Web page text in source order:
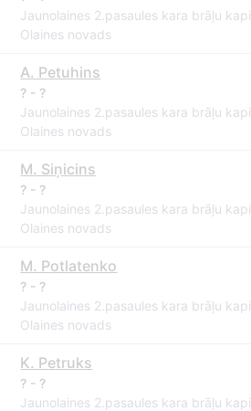
Jaunolaines 2.pasaules kara brāļu kapi
Olaines novads
A. Petuhins
? - ?
Jaunolaines 2.pasaules kara brāļu kapi
Olaines novads
M. Siņicins
? - ?
Jaunolaines 2.pasaules kara brāļu kapi
Olaines novads
M. Potlatenko
? - ?
Jaunolaines 2.pasaules kara brāļu kapi
Olaines novads
K. Petruks
? - ?
Jaunolaines 2.pasaules kara brāļu kapi